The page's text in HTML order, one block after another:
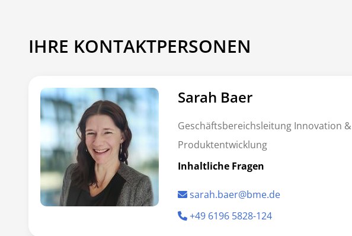
IHRE KONTAKTPERSONEN
Sarah Baer
Geschäftsbereichsleitung Innovation &
Produktentwicklung
Inhaltliche Fragen
sarah.baer@bme.de
+49 6196 5828-124